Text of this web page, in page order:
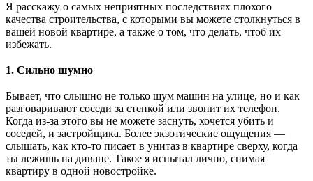
Я расскажу о самых неприятных последствиях плохого
качества строительства, с которыми вы можете столкнуться в
вашей новой квартире, а также о том, что делать, чтоб их
избежать.
1. Сильно шумно
Бывает, что слышно не только шум машин на улице, но и как
разговаривают соседи за стенкой или звонит их телефон.
Когда из-за этого вы не можете заснуть, хочется убить и
соседей, и застройщика. Более экзотические ощущения —
слышать, как кто-то писает в унитаз в квартире сверху, когда
ты лежишь на диване. Такое я испытал лично, снимая
квартиру в одной новостройке.